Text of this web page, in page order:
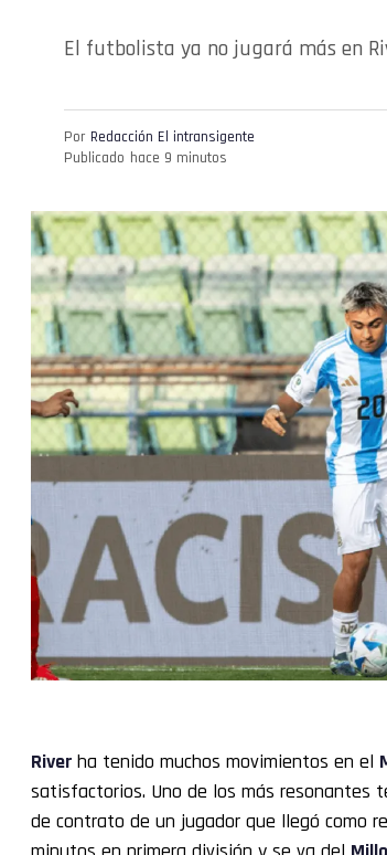
El futbolista ya no jugará más en
Por Redacción El intransigente
Publicado hace 9 minutos
River ha tenido muchos movimientos en el
satisfactorios. Uno de los más resonantes
de contrato de un jugador que llegó como